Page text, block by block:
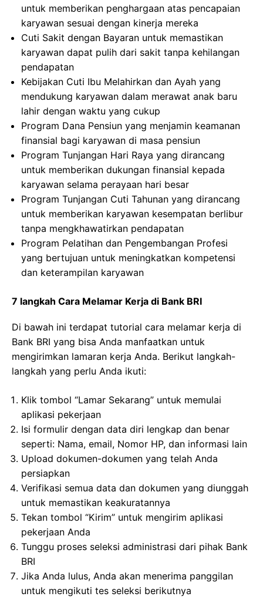
untuk memberikan penghargaan atas pencapaian
karyawan sesuai dengan kinerja mereka
Cuti Sakit dengan Bayaran untuk memastikan
karyawan dapat pulih dari sakit tanpa kehilangan
pendapatan
Kebijakan Cuti Ibu Melahirkan dan Ayah yang
mendukung karyawan dalam merawat anak baru
lahir dengan waktu yang cukup
Program Dana Pensiun yang menjamin keamanan
finansial bagi karyawan di masa pensiun
Program Tunjangan Hari Raya yang dirancang
untuk memberikan dukungan finansial kepada
karyawan selama perayaan hari besar
Program Tunjangan Cuti Tahunan yang dirancang
untuk memberikan karyawan kesempatan berlibur
tanpa mengkhawatirkan pendapatan
Program Pelatihan dan Pengembangan Profesi
yang bertujuan untuk meningkatkan kompetensi
dan keterampilan karyawan
7 langkah Cara Melamar Kerja di Bank BRI
Di bawah ini terdapat tutorial cara melamar kerja di
Bank BRI yang bisa Anda manfaatkan untuk
mengirimkan lamaran kerja Anda. Berikut langkah-
langkah yang perlu Anda ikuti:
Klik tombol “Lamar Sekarang” untuk memulai
aplikasi pekerjaan
Isi formulir dengan data diri lengkap dan benar
seperti: Nama, email, Nomor HP, dan informasi lain
Upload dokumen-dokumen yang telah Anda
persiapkan
Verifikasi semua data dan dokumen yang diunggah
untuk memastikan keakuratannya
Tekan tombol “Kirim” untuk mengirim aplikasi
pekerjaan Anda
Tunggu proses seleksi administrasi dari pihak Bank
BRI
Jika Anda lulus, Anda akan menerima panggilan
untuk mengikuti tes seleksi berikutnya